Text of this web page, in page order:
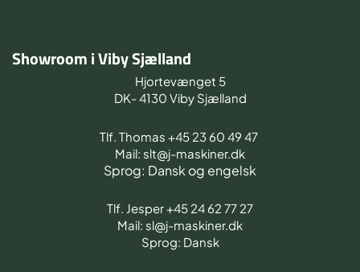
Showroom i Viby Sjælland
Hjortevænget 5
DK- 4130 Viby Sjælland
Tlf. Thomas +45 23 60 49 47
Mail: slt@j-maskiner.dk
Sprog: Dansk og engelsk
Tlf. Jesper +45 24 62 77 27
Mail: sl@j-maskiner.dk
Sprog: Dansk